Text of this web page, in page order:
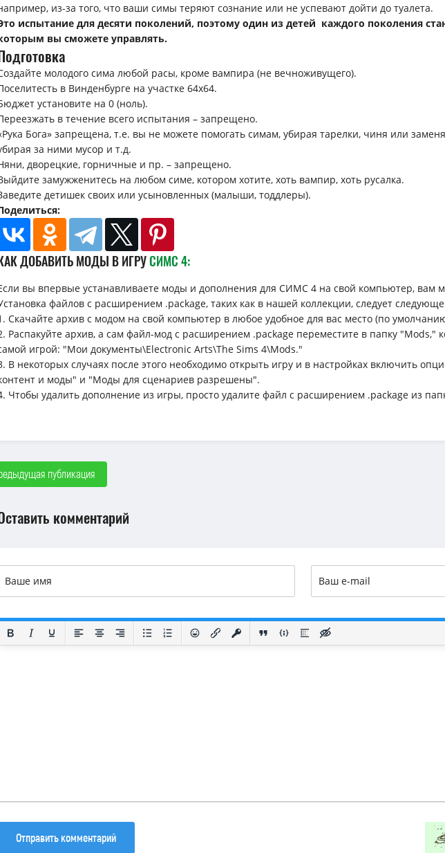
30 133 81 40
из-за того, что ваши симы теряют сознание или не успевают дойти до туалета.
испытание для десяти поколений, поэтому один из детей каждого поколения
вы сможете управлять.
молодого сима любой расы, кроме вампира (не вечноживущего).
в Винденбурге на участке 64х64.
установите на 0 (ноль).
в течение всего испытания – запрещено.
Бога» запрещена, т.е. вы не можете помогать симам, убирая тарелки, чиня или
за ними мусор и т.д.
дворецкие, горничные и пр. – запрещено.
замужженитесь на любом симе, котором хотите, хоть вампир, хоть русалка.
детишек своих или усыновленных (малыши, тоддлеры).
ДОБАВИТЬ МОДЫ В ИГРУСИМС 4:
вы впервые устанавливаете моды и дополнения для СИМС 4 на свой компьютер, вам
файлов с расширением .package, таких как в нашей коллекции, следует
Скачайте архив с модом на свой компьютер в любое удобное для вас место (по
Распакуйте архив, а сам файл-мод с расширением .package переместите в папку "Mods,"
игрой: "Мои документы\Electronic Arts\The Sims 4\Mods."
В некоторых случаях после этого необходимо открыть игру и в настройках включить
и моды" и "Моды для сценариев разрешены".
Чтобы удалить дополнение из игры, просто удалите файл с расширением .package из
публикация
комментарий
Отправить комментарий